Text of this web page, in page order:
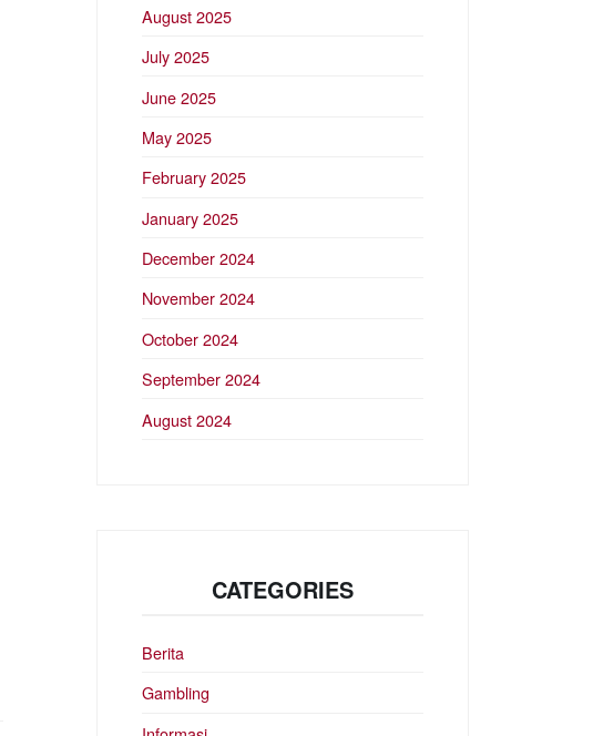
August 2025
July 2025
June 2025
May 2025
February 2025
January 2025
December 2024
November 2024
October 2024
September 2024
August 2024
CATEGORIES
Berita
Gambling